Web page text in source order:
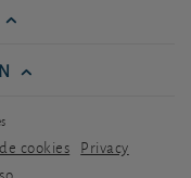
cookies Privacy